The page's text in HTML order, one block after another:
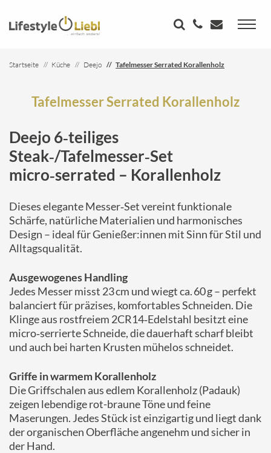
Startseite Küche Deejo Tafelmesser Serrated Korallenholz
Tafelmesser Serrated Korallenholz
Deejo 6‑teiliges
Steak‑/Tafelmesser‑Set
micro‑serrated – Korallenholz
Dieses elegante Messer‑Set vereint funktionale
Schärfe, natürliche Materialien und harmonisches
Design – ideal für Genießer:innen mit Sinn für Stil und
Alltagsqualität.
Ausgewogenes Handling
Jedes Messer misst 23 cm und wiegt ca. 60 g – perfekt
balanciert für präzises, komfortables Schneiden. Die
Klinge aus rostfreiem 2CR14‑Edelstahl besitzt eine
micro‑serrierte Schneide, die dauerhaft scharf bleibt
und auch bei harten Krusten mühelos schneidet.
Griffe in warmem Korallenholz
Die Griffschalen aus edlem Korallenholz (Padauk)
zeigen lebendige rot-braune Töne und feine
Maserungen. Jedes Stück ist einzigartig und liegt dank
der organischen Oberfläche angenehm und sicher in
der Hand.